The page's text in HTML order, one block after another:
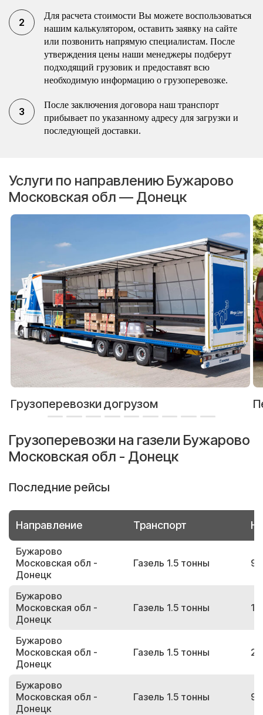
Для расчета стоимости Вы можете воспользоваться
нашим калькулятором, оставить заявку на сайте
или позвонить напрямую специалистам. После
утверждения цены наши менеджеры подберут
подходящий грузовик и предоставят всю
необходимую информацию о грузоперевозке.
После заключения договора наш транспорт
прибывает по указанному адресу для загрузки и
последующей доставки.
Услуги по направлению Бужарово
Московская обл — Донецк
Грузоперевозки догрузом
Грузоперевозки на газели Бужарово
Московская обл - Донецк
Последние рейсы
Направление Транспорт
Бужарово
Московская обл -
Донецк
Газель 1.5 тонны
Бужарово
Московская обл -
Донецк
Газель 1.5 тонны
Бужарово
Московская обл -
Донецк
Газель 1.5 тонны
Бужарово
Московская обл -
Донецк
Газель 1.5 тонны